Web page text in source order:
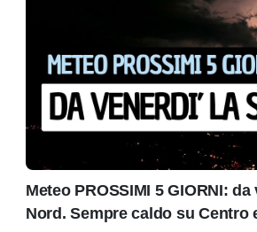
Meteo PROSSIMI 5 GIORNI:
Nord. Sempre caldo su Centro